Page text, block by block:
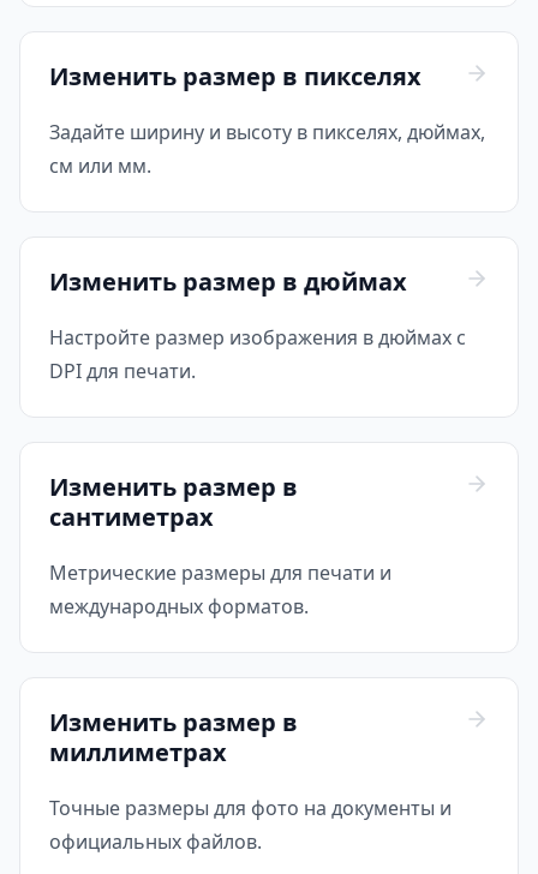
Изменить размер в пикселях
Задайте ширину и высоту в пикселях, дюймах,
см или мм.
Изменить размер в дюймах
Настройте размер изображения в дюймах с
DPI для печати.
Изменить размер в
сантиметрах
Метрические размеры для печати и
международных форматов.
Изменить размер в
миллиметрах
Точные размеры для фото на документы и
официальных файлов.